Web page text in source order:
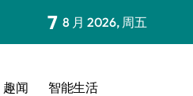
7 8 月 2026, 周五
趣闻 智能生活